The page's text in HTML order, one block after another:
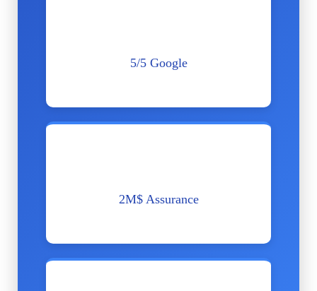
5/5 Google
2M$ Assurance